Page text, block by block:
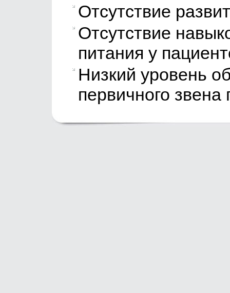
Отсутствие
Отсутствие
питания у
Низкий уровень
первичного